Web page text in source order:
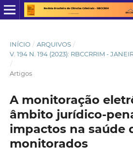
INÍCIO / ARQUIVOS /
V. 194 N. 194 (2023): RBCCRRIM -
/
Artigos
A monitoração
âmbito jurídico-
impactos na saúde
monitorados